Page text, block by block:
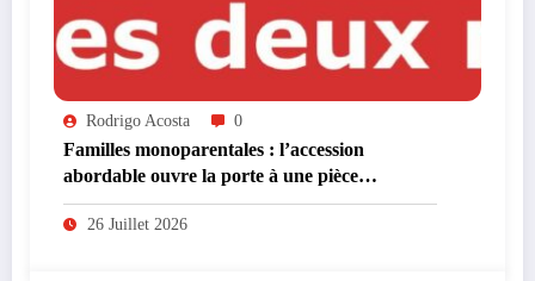
Rodrigo Acosta 0
Familles monoparentales : l’accession
abordable ouvre la porte à une pièce
supplémentaire
26 Juillet 2026